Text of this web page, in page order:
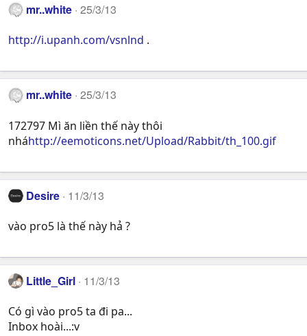
mr..white 25/3/13
http://i.upanh.com/vsnlnd .
mr..white 25/3/13
172797 Mì ăn liền thế này thôi
nháhttp://eemoticons.net/Upload/Rabbit/th_100.gif
Desire 11/3/13
vào pro5 là thế này hả ?
Little_Girl 11/3/13
Có gì vào pro5 ta đi pa...
Inbox hoài...:v